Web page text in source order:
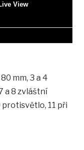
View
mm, 3 a 4
a 8 zvláštní
11 při